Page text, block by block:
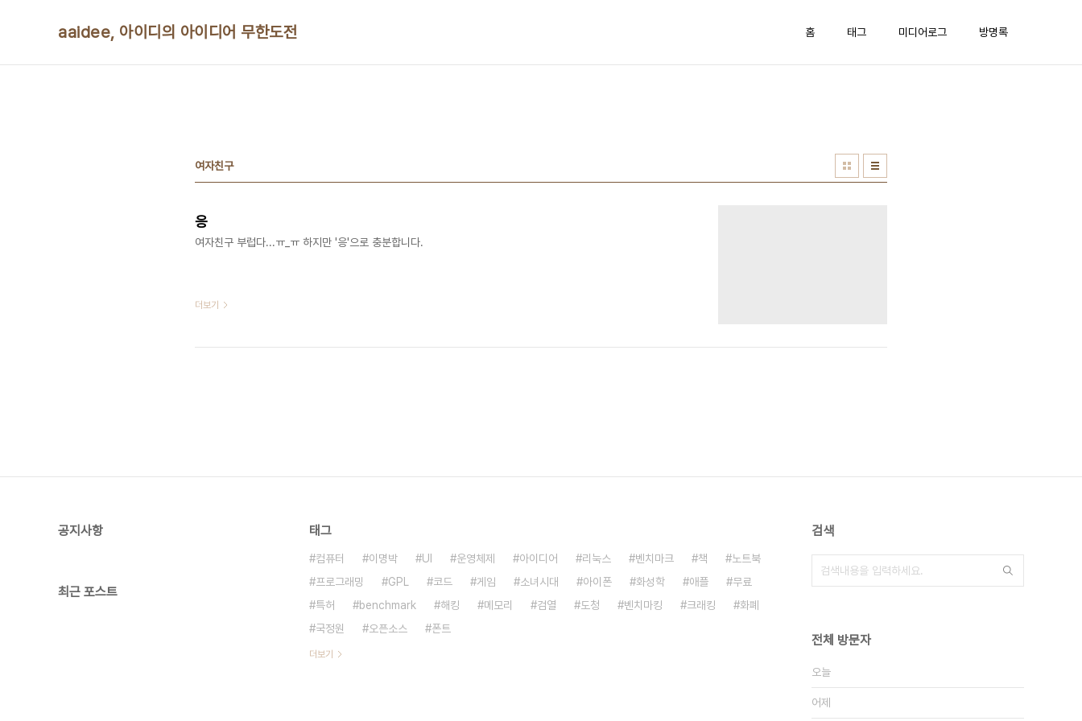
aaidee, 아이디의 아이디어 무한도전 홈 태그 미디어로그 방명록
여자친구
응
여자친구 부럽다...ㅠ_ㅠ 하지만 '응'으로 충분합니다.
더보기
공지사항
최근 포스트
태그
컴퓨터 이명박 UI 운영체제 아이디어 리눅스 벤치마크 책
노트북
프로그래밍
GPL 코드 게임 소녀시대 아이폰 화성학 애플
무료
특허
benchmark 해킹 메모리 검열 도청 벤치마킹 크래킹
화폐
국정원
오픈소스 폰트
더보기
검색
전체 방문자
오늘
어제